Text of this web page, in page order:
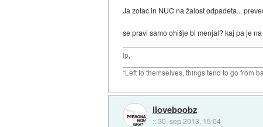
Ja zotac in NUC na žalost odpadeta...
se pravi samo ohišje bi menjal? kaj pa je
lp,
"Left to themselves, things tend to go from
iloveboobz
::30. sep 2013, 15:04